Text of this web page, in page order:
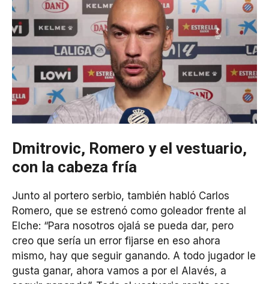
Dmitrovic, Romero y el vestuario,
con la cabeza fría
Junto al portero serbio, también habló Carlos
Romero, que se estrenó como goleador frente al
Elche: “Para nosotros ojalá se pueda dar, pero
creo que sería un error fijarse en eso ahora
mismo, hay que seguir ganando. A todo jugador le
gusta ganar, ahora vamos a por el Alavés, a